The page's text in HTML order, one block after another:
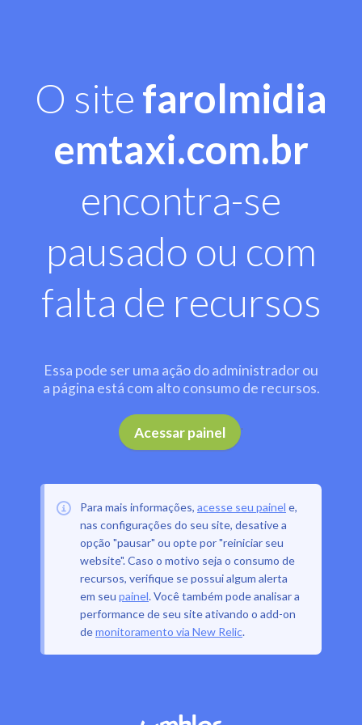
O site farolmidia
emtaxi.com.br
encontra-se
pausado ou com
falta de recursos
Essa pode ser uma ação do administrador ou
a página está com alto consumo de recursos.
Acessar painel .
Para mais informações, acesse seu painel e,
nas configurações do seu site, desative a
opção "pausar" ou opte por "reiniciar seu
website". Caso o motivo seja o consumo de
recursos, verifique se possui algum alerta
em seu painel. Você também pode analisar a
performance de seu site ativando o add-on
demonitoramento via New Relic.